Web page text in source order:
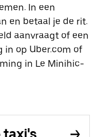
In een
en betaal je de rit.
aanvraagt of een
in op Uber.com of
in Le Minihic-